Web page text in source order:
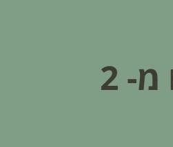
תאומים מ- 2